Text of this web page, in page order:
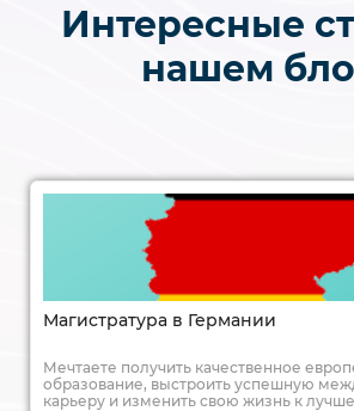
Интересные
нашем
Магистратура в Германии
Мечтаете получить качественное
образование, выстроить успешную
карьеру и изменить свою жизнь к